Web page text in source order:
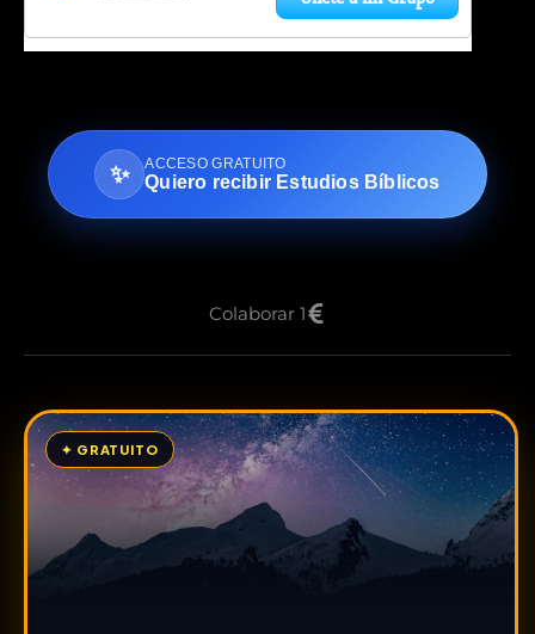
✨ ACCESO GRATUITO
Quiero recibir Estudios Bíblicos
Colaborar 1
✦ GRATUITO